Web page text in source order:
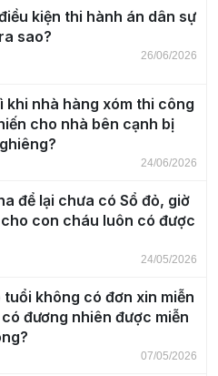
kiện thi hành án dân sự
sao?
26/06/2026
khi nhà hàng xóm thi công
cho nhà bên cạnh bị
24/06/2026
để lại chưa có Sổ đỏ, giờ
con cháu luôn có được
24/05/2026
tuổi không có đơn xin miễn
đương nhiên được miễn
07/05/2026